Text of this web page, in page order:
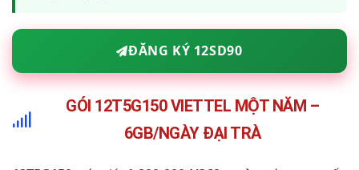
ĐĂNG KÝ 12SD90
GÓI 12T5G150 VIETTEL MỘT NĂM –
6GB/NGÀY ĐẠI TRÀ